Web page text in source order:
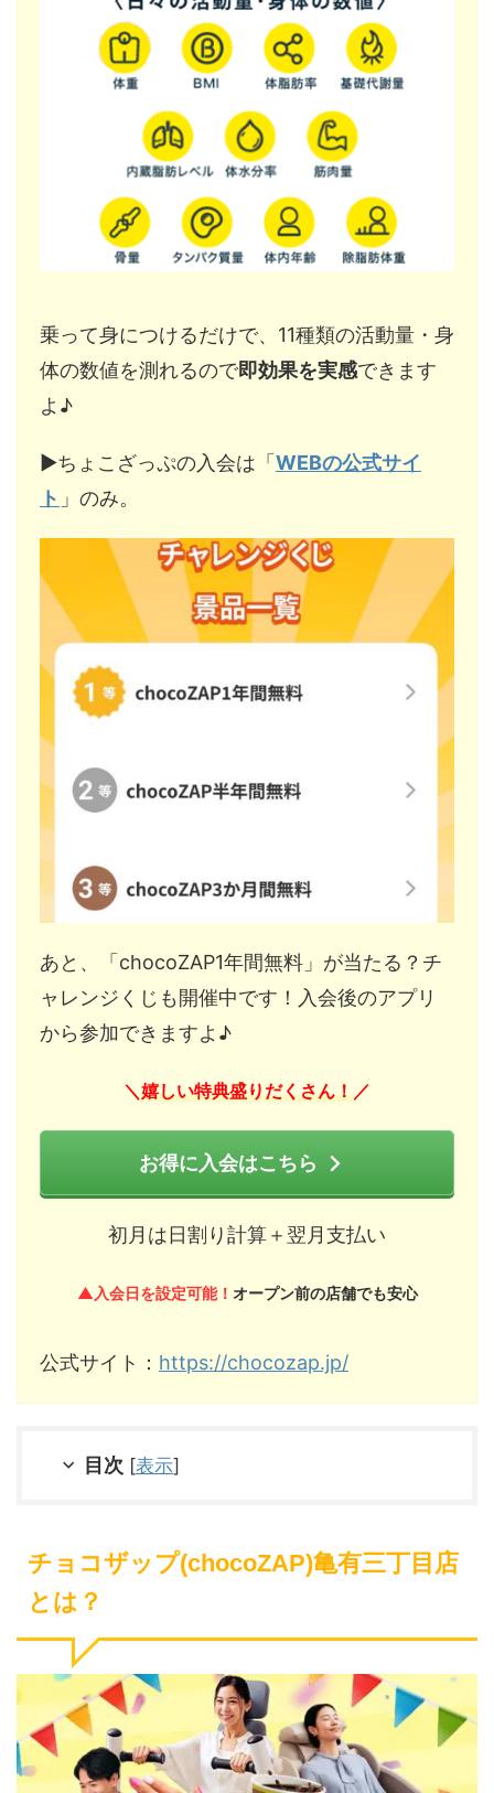
乗って身につけるだけで、11種類の活動量・身
体の数値を測れるので即効果を実感できます
よ♪
▶︎ちょこざっぷの入会は「WEBの公式サイ
ト 」のみ。
あと、「chocoZAP1年間無料」が当たる？チ
ャレンジくじも開催中です！入会後のアプリ
から参加できますよ♪
＼嬉しい特典盛りだくさん！／
お得に入会はこちら
初月は日割り計算＋翌月支払い
▲入会日を設定可能！ オープン前の店舗でも安心
公式サイト： https://chocozap.jp/
目次 [表示]
チョコザップ(chocoZAP)亀有三丁目店
とは？